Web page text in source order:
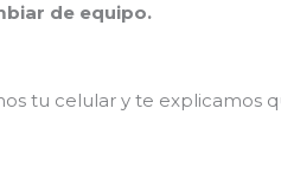
de equipo.
tu celular y te explicamos